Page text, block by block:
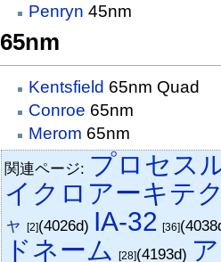
Penryn 45nm
65nm
Kentsfield 65nm Quad
Conroe 65nm
Merom 65nm
関連ページ: プロセス
イクロアーキテ
ャ [2](4026d) IA-32 [36]
ドネーム [28](4193d)